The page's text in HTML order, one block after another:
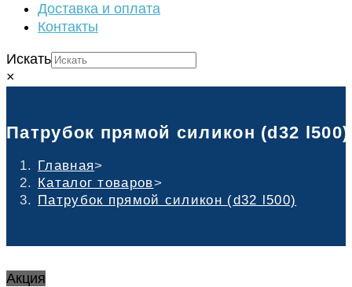
Доставка и оплата
Контакты
Искать
×
Патрубок прямой силикон (d32 l500)
Главная>
Каталог товаров>
Патрубок прямой силикон (d32 l500)
Акция